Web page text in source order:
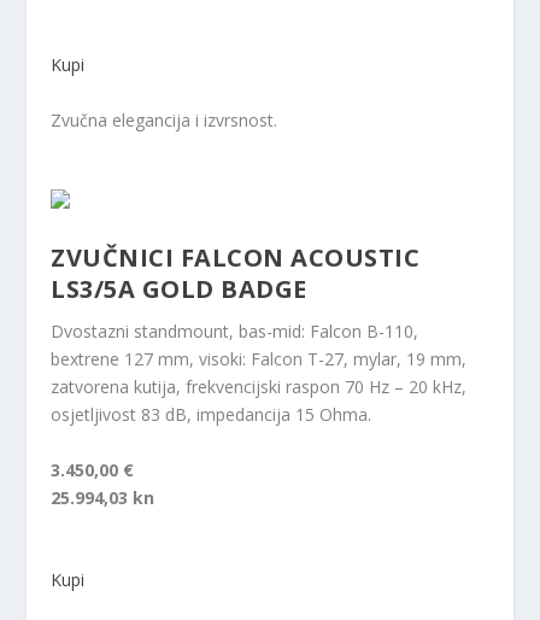
Kupi
Zvučna elegancija i izvrsnost.
ZVUČNICI FALCON ACOUSTIC
LS3/5A GOLD BADGE
Dvostazni standmount, bas-mid: Falcon B-110,
bextrene 127 mm, visoki: Falcon T-27, mylar, 19 mm,
zatvorena kutija, frekvencijski raspon 70 Hz – 20 kHz,
osjetljivost 83 dB, impedancija 15 Ohma.
3.450,00 €
25.994,03 kn
Kupi